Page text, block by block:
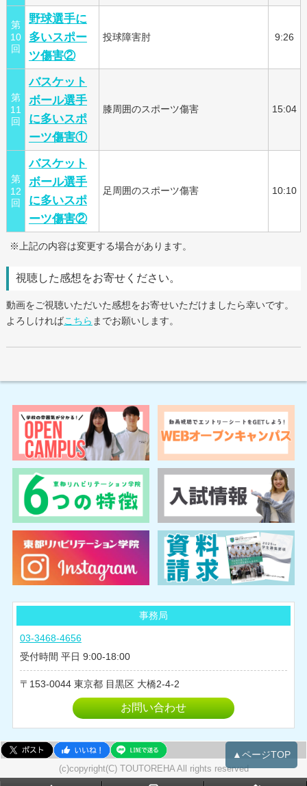
第
10
回
野球選手に
多いスポー
ツ傷害②
投球障害肘 9:26
第
11
回
バスケット
ボール選手
に多いスポ
ーツ傷害①
膝周囲のスポーツ傷害 15:04
第
12
回
バスケット
ボール選手
に多いスポ
ーツ傷害②
足周囲のスポーツ傷害 10:10
※上記の内容は変更する場合があります。
視聴した感想をお寄せください。
動画をご視聴いただいた感想をお寄せいただけましたら幸いです。
よろしければこちら までお願いします。
事務局
03-3468-4656
受付時間 平日 9:00-18:00
153-0044 東京都 目黒区 大橋2-4-2
お問い合わせ
▲ページTOP
(c)copyright(C) TOUTOREHA All rights reserved